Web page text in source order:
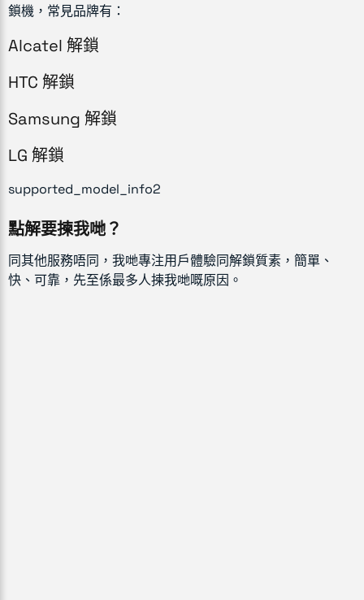
鎖機，常見品牌有：
Alcatel 解鎖
HTC 解鎖
Samsung 解鎖
LG 解鎖
supported_model_info2
點解要揀我哋？
同其他服務唔同，我哋專注用戶體驗同解鎖質素，簡單、
快、可靠，先至係最多人揀我哋嘅原因。